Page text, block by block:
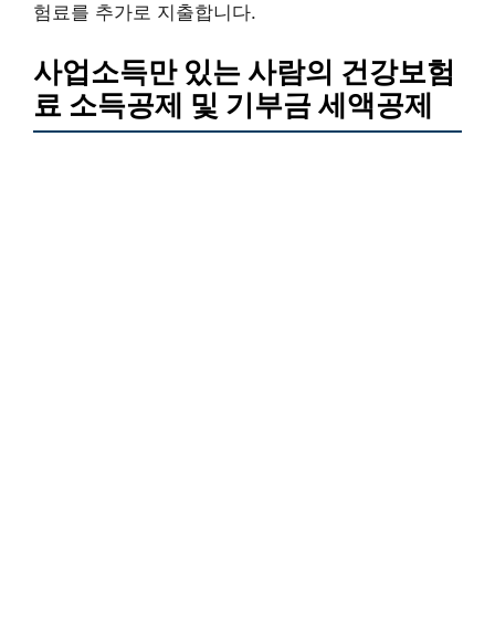
험료를 추가로 지출합니다.
사업소득만 있는 사람의 건강보험
료 소득공제 및 기부금 세액공제